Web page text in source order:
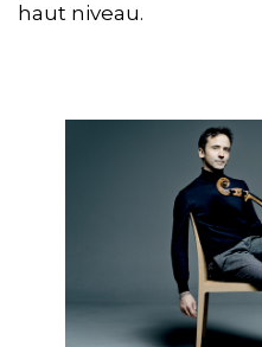
haut niveau.